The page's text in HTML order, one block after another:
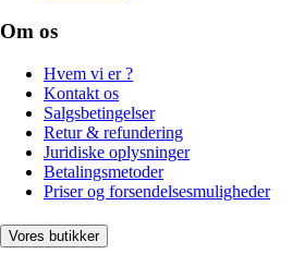
Om os
Hvem vi er ?
Kontakt os
Salgsbetingelser
Retur & refundering
Juridiske oplysninger
Betalingsmetoder
Priser og forsendelsesmuligheder
Vores butikker